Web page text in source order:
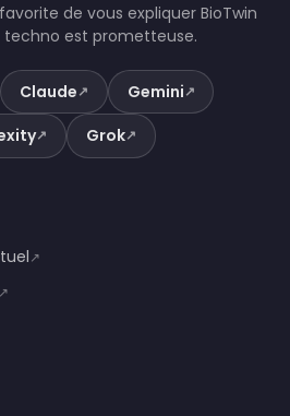
de vous expliquer BioTwin
techno est prometteuse.
Claude↗ Gemini↗
↗ Grok↗
↗
↗